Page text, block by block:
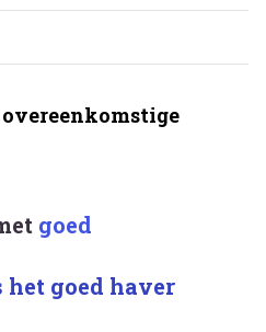
goed
goed haver